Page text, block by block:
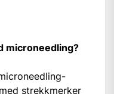
microneedling?
strekkmerker